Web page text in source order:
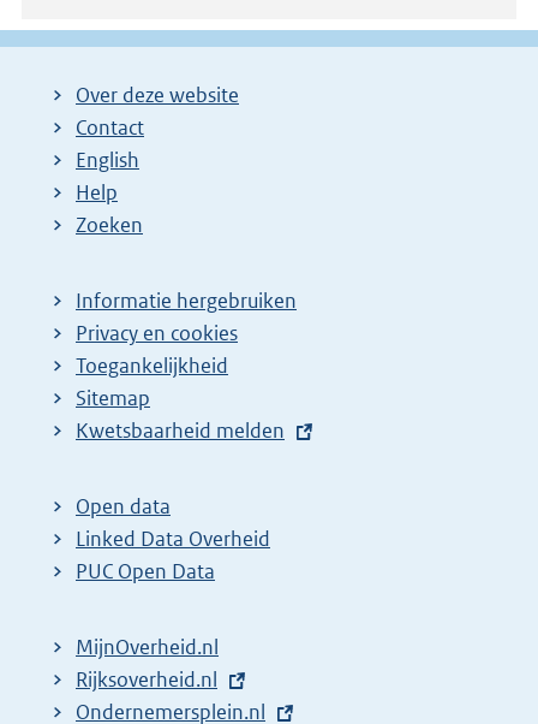
Over deze website
Contact
English
Help
Zoeken
Informatie hergebruiken
Privacy en cookies
Toegankelijkheid
Sitemap
E
t
e
r
l
i
Kwetsbaarheid melden
Open data
Linked Data Overheid
PUC Open Data
MijnOverheid.nl
E
x
Rijksoverheid.nl
E
Ondernemersplein.nl